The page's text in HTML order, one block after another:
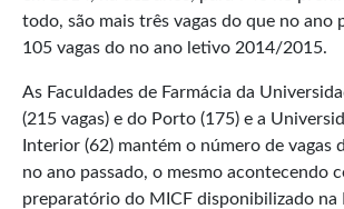
todo, são mais três vagas do que no ano
105 vagas do no ano letivo 2014/2015.
As Faculdades de Farmácia da
(215 vagas) e do Porto (175) e a
Interior (62) mantém o número de vagas
no ano passado, o mesmo acontecendo
preparatório do MICF disponibilizado na